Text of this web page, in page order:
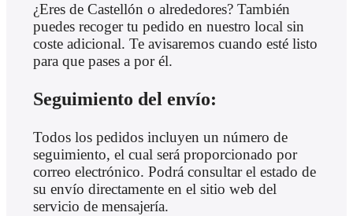
¿Eres de Castellón o alrededores? También
puedes recoger tu pedido en nuestro local sin
coste adicional. Te avisaremos cuando esté listo
para que pases a por él.
Seguimiento del envío:
Todos los pedidos incluyen un número de
seguimiento, el cual será proporcionado por
correo electrónico. Podrá consultar el estado de
su envío directamente en el sitio web del
servicio de mensajería.